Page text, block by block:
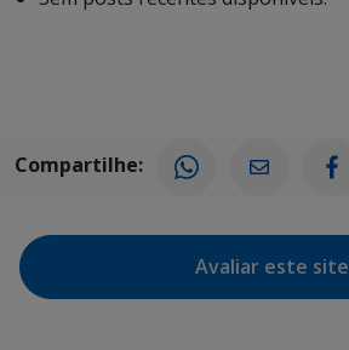
Compartilhe:
Avaliar este site